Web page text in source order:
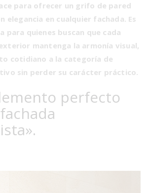
para ofrecer un grifo de pared
elegancia en cualquier fachada. Es
para quienes buscan que cada
mantenga la armonía visual,
cotidiano a la categoría de
sin perder su carácter práctico.
perfecto